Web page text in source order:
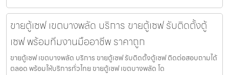
ขายตู้เซฟ เขตบางพลัด บริการ ขายตู้เซฟ รับติดตั้งตู้
เซฟ พร้อมทีมงานมืออาชีพ ราคาถูก
ขายตู้เซฟ เขตบางพลัด บริการ ขายตู้เซฟ รับติดตั้งตู้เซฟ ติดต่อสอบถามได้
ตลอด พร้อมให้บริการทั่วไทย ขายตู้เซฟ เขตบางพลัด โด